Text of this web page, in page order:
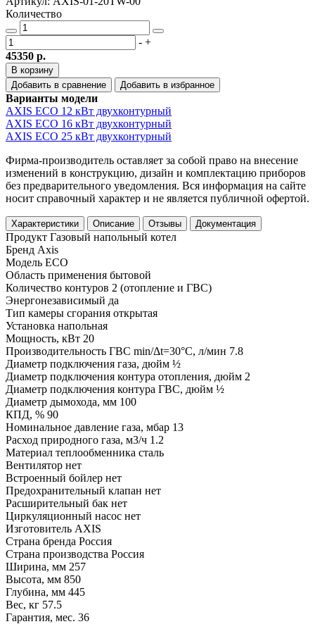
Количество
- +
45350 р.
В корзину
Добавить в сравнение
Добавить в избранное
Варианты модели
AXIS ECO 12 кВт двухконтурный
AXIS ECO 16 кВт двухконтурный
AXIS ECO 25 кВт двухконтурный
Фирма-производитель оставляет за собой право на внесение
изменений в конструкцию, дизайн и комплектацию приборов
без предварительного уведомления. Вся информация на сайте
носит справочный характер и не является публичной офертой.
Характеристики Описание Отзывы Документация
Продукт Газовый напольный котел
Бренд Axis
Модель ECO
Область применения бытовой
Количество контуров 2 (отопление и ГВС)
Энергонезависимый да
Тип камеры сгорания открытая
Установка напольная
Мощность, кВт 20
Производительность ГВС min/Δt=30°C, л/мин 7.8
Диаметр подключения газа, дюйм ½
Диаметр подключения контура отопления, дюйм 2
Диаметр подключения контура ГВС, дюйм ½
Диаметр дымохода, мм 100
КПД, % 90
Номинальное давление газа, мбар 13
Расход природного газа, м3/ч 1.2
Материал теплообменника сталь
Вентилятор нет
Встроенный бойлер нет
Предохранительный клапан нет
Расширительный бак нет
Циркуляционный насос нет
Изготовитель AXIS
Страна бренда Россия
Страна производства Россия
Ширина, мм 257
Высота, мм 850
Глубина, мм 445
Вес, кг 57.5
Гарантия, мес. 36